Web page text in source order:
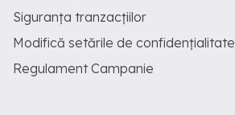
Siguranța tranzacțiilor
Modifică setările de confidențialitate
Regulament Campanie